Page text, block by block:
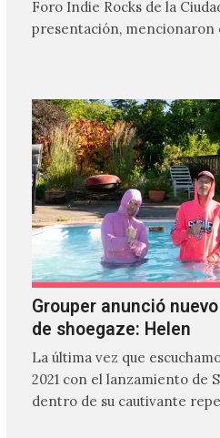
Foro Indie Rocks de la
presentación,
Grouper anunció
de shoegaze: Helen
La última vez que
2021 con el lanzamiento de
dentro de su cautivante